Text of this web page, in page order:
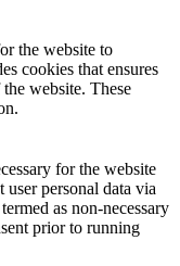
the website to
cookies that ensures
website. These
for the website
personal data via
as non-necessary
prior to running